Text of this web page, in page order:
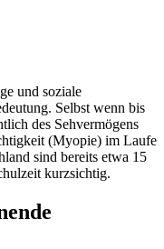
und soziale
Selbst wenn bis
des Sehvermögens
(Myopie) im Laufe
sind bereits etwa 15
kurzsichtig.